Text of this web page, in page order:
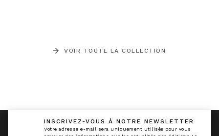
arrow_forward VOIR TOUTE LA COLLECTION
INSCRIVEZ-VOUS À NOTRE NEWSLETTER
Votre adresse e-mail sera uniquement utilisée pour vous